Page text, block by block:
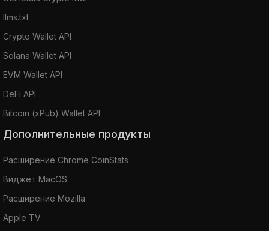
llms.txt
Crypto Wallet API
Solana Wallet API
EVM Wallet API
DeFi API
Bitcoin (xPub) Wallet API
Дополнительные продукты
Расширение Chrome CoinStats
Виджет MacOS
Расширение Mozilla
Apple TV